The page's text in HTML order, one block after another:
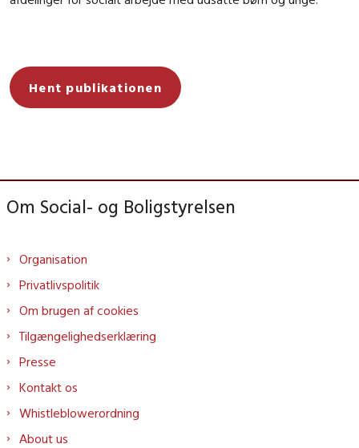
Hent publikationen
Om Social- og Boligstyrelsen
Organisation
Privatlivspolitik
Om brugen af cookies
Tilgængelighedserklæring
Presse
Kontakt os
Whistleblowerordning
About us